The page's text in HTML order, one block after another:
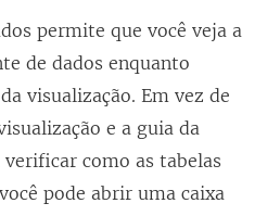
permite que você veja a
de dados enquanto
visualização. Em vez de
e a guia da
como as tabelas
pode abrir uma caixa